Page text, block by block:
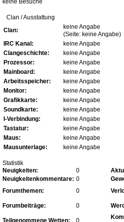
keine Besuche
Clan / Ausstattung
Clan:
keine Angabe
(Seite: keine Angabe)
IRC Kanal:
keine Angabe
Clangeschichte:
keine Angabe
Prozessor:
keine Angabe
Mainboard:
keine Angabe
Arbeitsspeicher:
keine Angabe
Monitor:
keine Angabe
Grafikkarte:
keine Angabe
Soundkarte:
keine Angabe
I-Verbindung:
keine Angabe
Tastatur:
keine Angabe
Maus:
keine Angabe
Mausunterlage:
keine Angabe
Statistik
Neuigkeiten:
0
Neuigkeitenkommentare: 0
Forumthemen:
0
Forumbeiträge:
0
Teilgenommene Wetten:
0